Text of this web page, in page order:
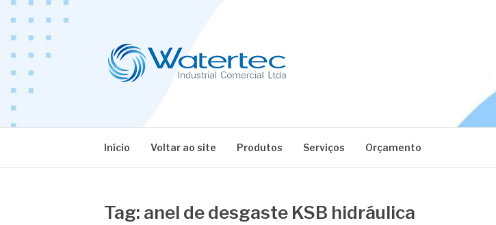
Pular
para
conteúdo
Início Voltar ao site Produtos Serviços Orçamento
Tag: anel de desgaste KSB hidráulica